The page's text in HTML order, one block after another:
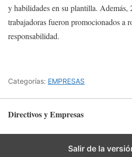
y habilidades en su plantilla. Además,
trabajadoras fueron promocionados a
responsabilidad.
Categorías: EMPRESAS
Directivos y Empresas
Salir de la